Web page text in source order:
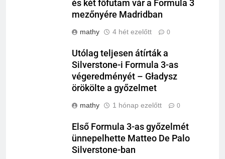
és két főfutam vár a Formula 3
mezőnyére Madridban
mathy 4 hét ezelőtt 0
Utólag teljesen átírták a
Silverstone-i Formula 3-as
végeredményét – Gładysz
örökölte a győzelmet
mathy 1 hónap ezelőtt 0
Első Formula 3-as győzelmét
ünnepelhette Matteo De Palo
Silverstone-ban